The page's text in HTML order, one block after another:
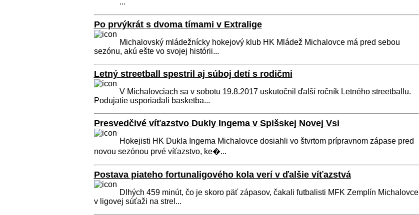
...
Po prvýkrát s dvoma tímami v Extralige
Michalovský mládežnícky hokejový klub HK Mládež Michalovce má pred sebou
sezónu, akú ešte vo svojej histórii...
Letný streetball spestril aj súboj detí s rodičmi
V Michalovciach sa v sobotu 19.8.2017 uskutočnil ďalší ročník Letného streetballu.
Podujatie usporiadali basketba...
Presvedčivé víťazstvo Dukly Ingema v Spišskej Novej Vsi
Hokejisti HK Dukla Ingema Michalovce dosiahli vo štvrtom prípravnom zápase pred
novou sezónou prvé víťazstvo, ke�...
Postava piateho fortunaligového kola verí v ďalšie víťazstvá
Dlhých 459 minút, čo je skoro päť zápasov, čakali futbalisti MFK Zemplín Michalovce
v ligovej súťaži na strel...